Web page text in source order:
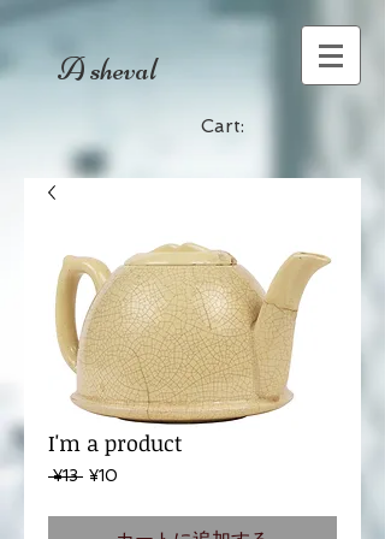
A sheval
Cart:
I'm a product
¥13 通
価
¥10
ル